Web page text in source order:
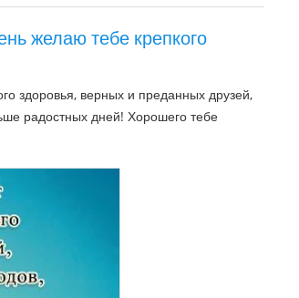
желаю тебе крепкого
здоровья, верных и преданных друзей,
радостных дней! Хорошего тебе